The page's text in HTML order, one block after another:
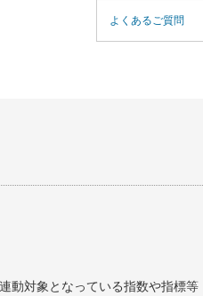
よくあるご質問
動対象となっている指数や指標等